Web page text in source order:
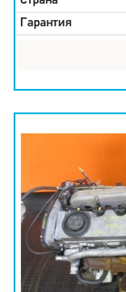
Гарантия